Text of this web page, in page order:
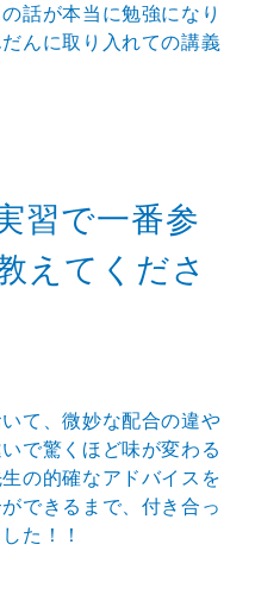
話が本当に勉強になり
んに取り入れての講義
習で一番参
えてくださ
て、微妙な配合の違や
で驚くほど味が変わる
の的確なアドバイスを
できるまで、付き合っ
た！！